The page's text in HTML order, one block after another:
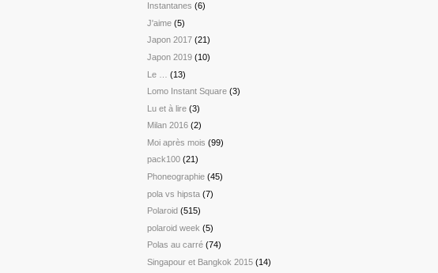
Instantanes (6)
J'aime (5)
Japon 2017 (21)
Japon 2019 (10)
Le …
(13)
Lomo Instant Square (3)
Lu et à lire (3)
Milan 2016 (2)
Moi après mois (99)
pack100 (21)
Phoneographie (45)
pola vs hipsta (7)
Polaroid (515)
polaroid week (5)
Polas au carré (74)
Singapour et Bangkok 2015 (14)